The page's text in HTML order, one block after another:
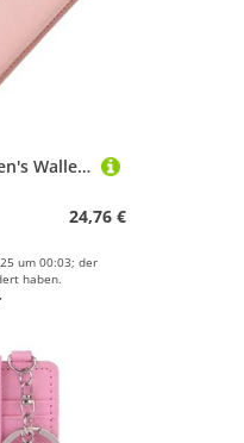
ERHTGUO 2pcs Women's Wallet Short Women Coin Purse Wallets for Woman Card Holder Small Ladies Female Hasp Mini Clutch for Girl(Pink)
24,76 €
um 00:03; der
haben.